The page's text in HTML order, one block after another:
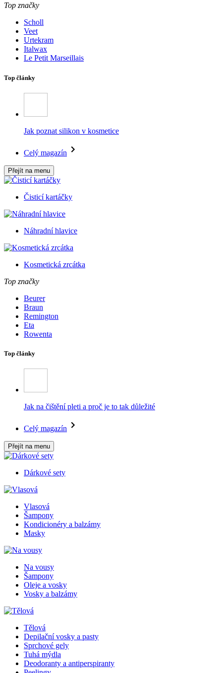
Top značky
Scholl
Veet
Urtekram
Italwax
Le Petit Marseillais
Top články
Jak poznat silikon v kosmetice
Celý magazín
Přejít na menu
Čisticí kartáčky
Náhradní hlavice
Kosmetická zrcátka
Top značky
Beurer
Braun
Remington
Eta
Rowenta
Top články
Jak na čištění pleti a proč je to tak důležité
Celý magazín
Přejít na menu
Dárkové sety
Vlasová
Šampony
Kondicionéry a balzámy
Masky
Na vousy
Šampony
Oleje a vosky
Vosky a balzámy
Tělová
Depilační vosky a pasty
Sprchové gely
Tuhá mýdla
Deodoranty a antiperspiranty